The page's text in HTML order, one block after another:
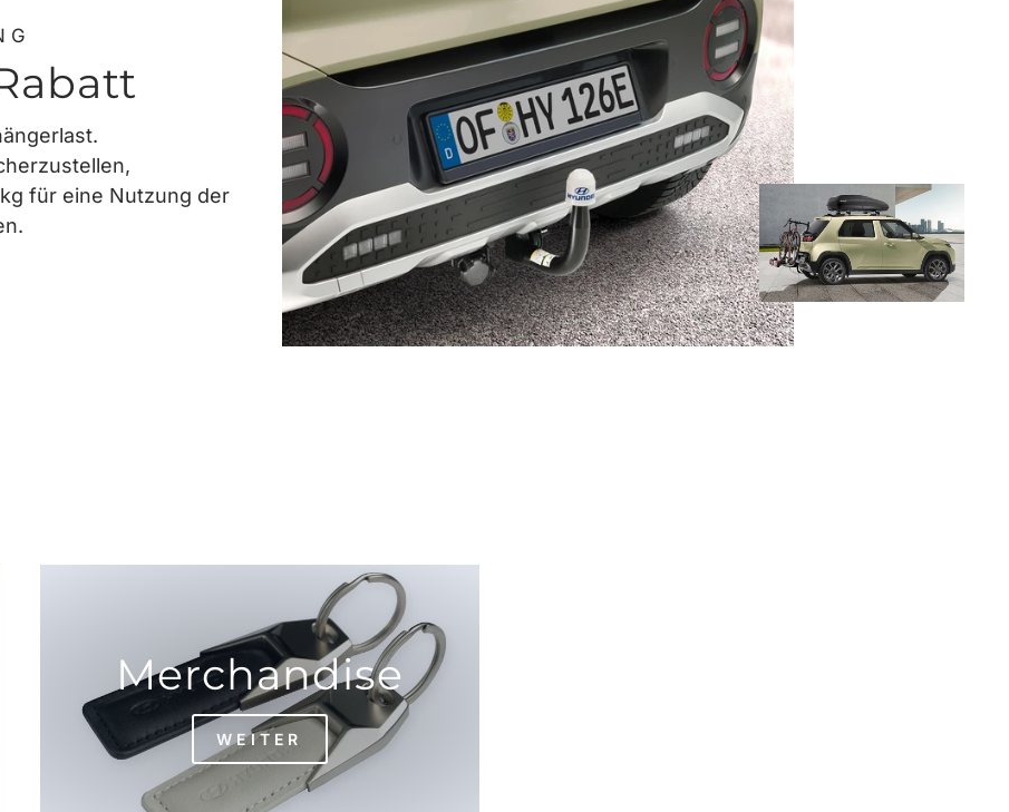
für eine Nutzung der
Merchandise
WEITER